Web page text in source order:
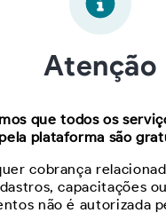
Notícias
Atenção
que todos os
plataforma são
cobrança
capacitações
não é autorizada